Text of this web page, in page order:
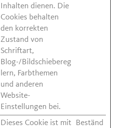
Inhalten dienen. Die
Cookies behalten
den korrekten
Zustand von
Schriftart,
Blog-/Bildschiebereg
lern, Farbthemen
und anderen
Website-
Einstellungen bei.
Dieses Cookie ist mit Beständ